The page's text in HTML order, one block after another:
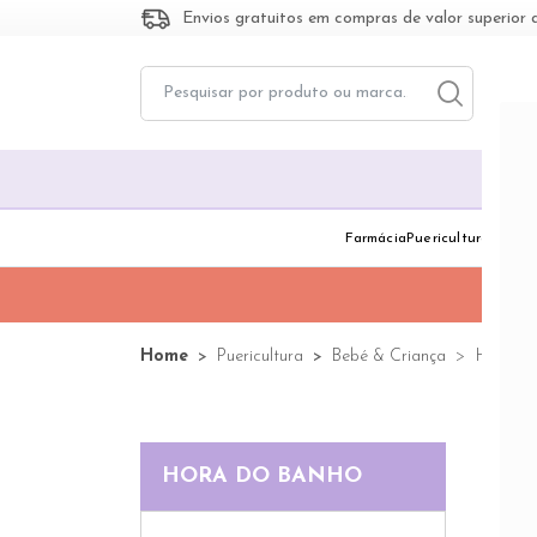
Envios gratuitos em compras de valor
FarmáciaToggle
Puericultura
Home Puericultura Bebé & Criança Hora do
HORA DO BANHO